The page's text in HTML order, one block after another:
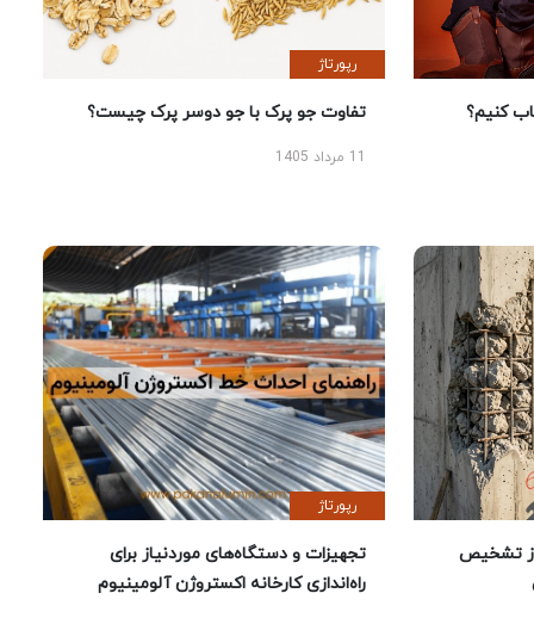
کنیم؟
رپورتاژ
تفاوت جو پرک با جو دوسر پرک چیست؟
تشخیص
رپورتاژ
تجهیزات و دستگاه‌های موردنیاز برای
راه‌اندازی کارخانه اکستروژن آلومینیوم